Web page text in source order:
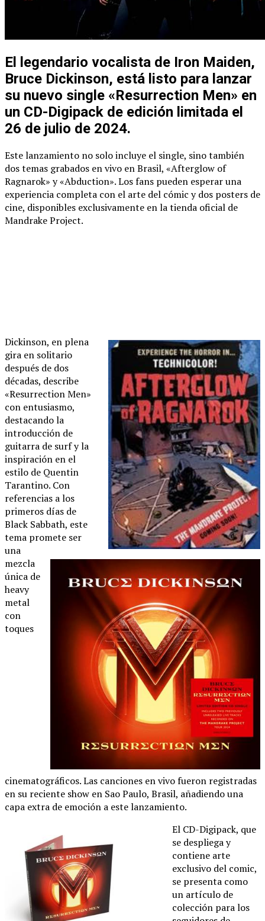
El legendario vocalista de Iron Maiden,
Bruce Dickinson, está listo para lanzar
su nuevo single «Resurrection Men» en
un CD-Digipack de edición limitada el
26 de julio de 2024.
Este lanzamiento no solo incluye el single, sino también
dos temas grabados en vivo en Brasil, «Afterglow of
Ragnarok» y «Abduction». Los fans pueden esperar una
experiencia completa con el arte del cómic y dos posters de
cine, disponibles exclusivamente en la tienda oficial de
Mandrake Project.
Dickinson, en plena
gira en solitario
después de dos
décadas, describe
«Resurrection Men»
con entusiasmo,
destacando la
introducción de
guitarra de surf y la
inspiración en el
estilo de Quentin
Tarantino. Con
referencias a los
primeros días de
Black Sabbath, este
tema promete ser
una
mezcla
única de
heavy
metal
con
toques
cinematográficos. Las canciones en vivo fueron registradas
en su reciente show en Sao Paulo, Brasil, añadiendo una
capa extra de emoción a este lanzamiento.
El CD-Digipack, que
se despliega y
contiene arte
exclusivo del comic,
se presenta como
un artículo de
colección para los